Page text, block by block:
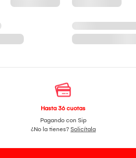
Hasta 36 cuotas
Pagando con Sip
¿No la tienes? Solicítala